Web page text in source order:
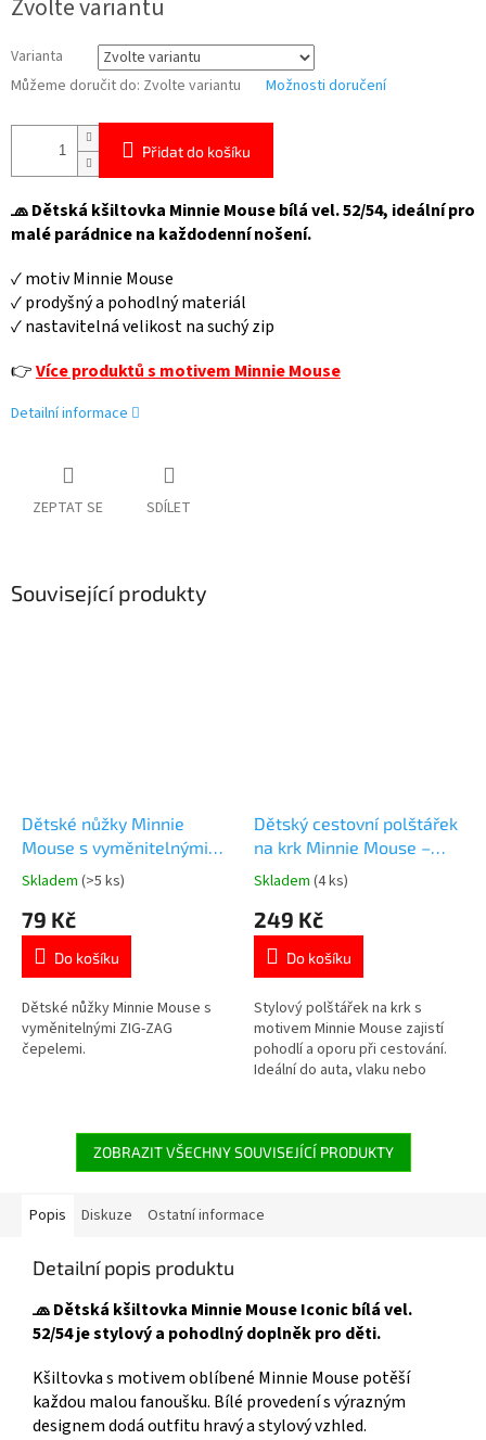
cena:
Zvolte variantu
Varianta
Můžeme doručit do: Zvolte variantu Možnosti doručení
Přidat do košíku
🧢 Dětská kšiltovka Minnie Mouse bílá vel. 52/54, ideální pro
malé parádnice na každodenní nošení.
✓ motiv Minnie Mouse
✓ prodyšný a pohodlný materiál
✓ nastavitelná velikost na suchý zip
👉Více produktů s motivem Minnie Mouse
Detailní informace
ZEPTAT SE SDÍLET
Související produkty
Dětské nůžky Minnie
Mouse s vyměnitelnými
ZIG-ZAG čepelemi
Průměrné
produktu
5,0
5
hvězdiček.
Skladem (>5 ks)
79 Kč
Do košíku
Dětské nůžky Minnie Mouse s
vyměnitelnými ZIG-ZAG
čepelemi.
Dětský cestovní polštářek
na krk Minnie Mouse –
růžový s puntíky | Disney
Průměrné
produktu
5,0
5
hvězdiček.
Skladem (4 ks)
249 Kč
Do košíku
Stylový polštářek na krk s
motivem Minnie Mouse zajistí
pohodlí a oporu při cestování.
Ideální do auta, vlaku nebo
ZOBRAZIT VŠECHNY SOUVISEJÍCÍ PRODUKTY
Popis Diskuze Ostatní informace
Detailní popis produktu
🧢 Dětská kšiltovka Minnie Mouse Iconic bílá vel.
52/54 je stylový a pohodlný doplněk pro děti.
Kšiltovka s motivem oblíbené Minnie Mouse potěší
každou malou fanoušku. Bílé provedení s výrazným
designem dodá outfitu hravý a stylový vzhled.